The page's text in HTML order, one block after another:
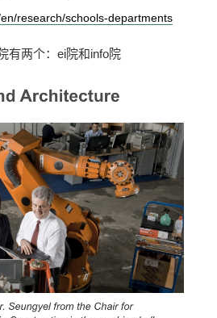
research/schools-departments
有两个：ei院和info院